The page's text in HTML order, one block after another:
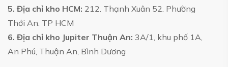
5. Địa chỉ kho HCM: 212. Thạnh Xuân 52. Phường
Thới An. TP HCM
6. Địa chỉ kho Jupiter Thuận An: 3A/1, khu phố 1A,
An Phú, Thuận An, Bình Dương